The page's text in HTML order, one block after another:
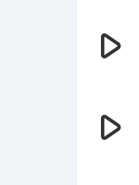
play_arrow
play_arrow